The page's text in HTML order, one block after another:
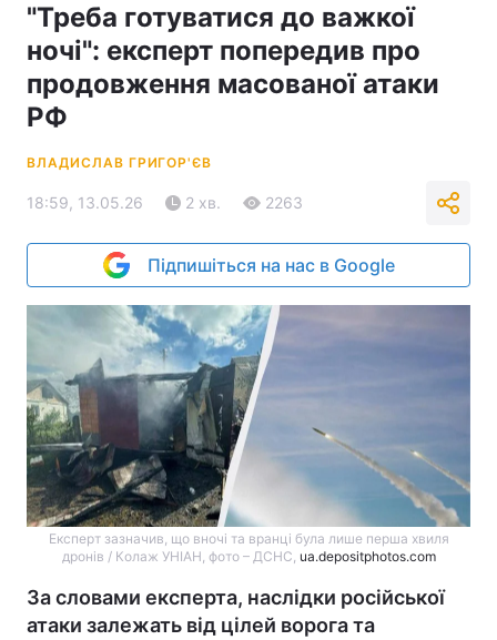
"Треба готуватися до важкої
ночі": експерт попередив про
продовження масованої атаки
РФ
ВЛАДИСЛАВ ГРИГОР'ЄВ
18:59, 13.05.26 2 хв. 2263
Підпишіться на нас в Google
Експерт зазначив, що вночі та вранці була лише перша хвиля
дронів / Колаж УНІАН, фото – ДСНС, ua.depositphotos.com
За словами експерта, наслідки російської
атаки залежать від цілей ворога та